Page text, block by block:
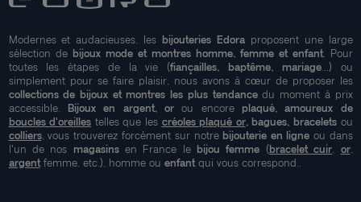
Modernes et audacieuses, les bijouteries Edoraproposent une large
sélection de bijoux mode et montres homme, femme et enfant. Pour
toutes les étapes de la vie (fiançailles, baptême, mariage...) ou
simplement pour se faire plaisir, nous avons à cœur de proposer les
collections de bijoux et montres les plus tendancedu moment à prix
accessible. Bijoux en argent, orou encore plaqué, amoureux de
boucles d'oreilles telles que les créoles plaqué or, bagues, braceletsou
colliers, vous trouverez forcément sur notre bijouterie en ligne ou dans
l'un de nos magasinsen France le bijou femme (bracelet cuir or,
argentfemme, etc.), homme ou enfantqui vous correspond..